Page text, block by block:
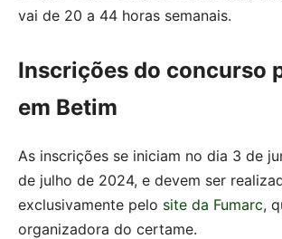
vai de 20 a 44 horas semanais.
Inscrições do concurso
em Betim
As inscrições se iniciam no dia 3 de
de julho de 2024, e devem ser
exclusivamente pelo site da Fumarc,
organizadora do certame.